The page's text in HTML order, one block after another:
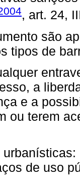
, art. 24,
são
tipos de
a
e a
ou terem
de uso